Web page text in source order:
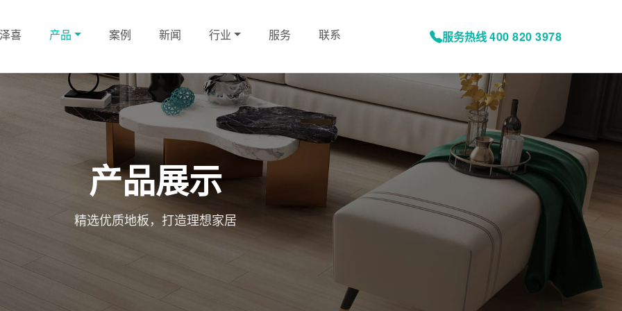
泽喜 产品 案例 新闻 行业 服务 联系 服务热线400 820 3978
产品展示
精选优质地板，打造理想家居